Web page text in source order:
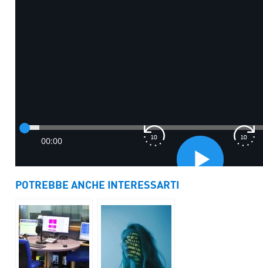
POTREBBE ANCHE INTERESSARTI